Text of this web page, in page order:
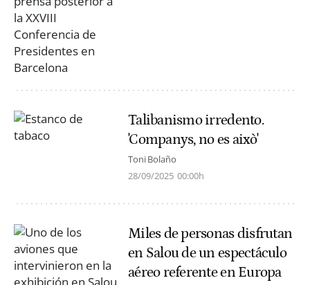
Talibanismo irredento.
'Companys, no es això'
Toni Bolaño
28/09/2025 00:00h
Miles de personas disfrutan
en Salou de un espectáculo
aéreo referente en Europa